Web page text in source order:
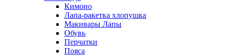
Кимоно
Лапа-ракетка хлопушка
Макивары Лапы
Обувь
Перчатки
Пояса